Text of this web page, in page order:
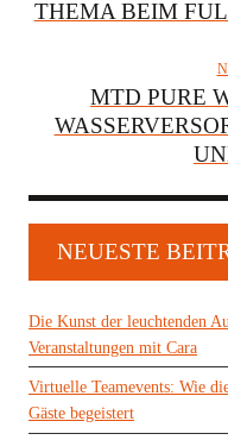
THEMA BEIM
MTD PURE
NEUESTE
Die Kunst der leuchtenden
Veranstaltungen mit Cara
Virtuelle Teamevents: Wie
Gäste begeistert